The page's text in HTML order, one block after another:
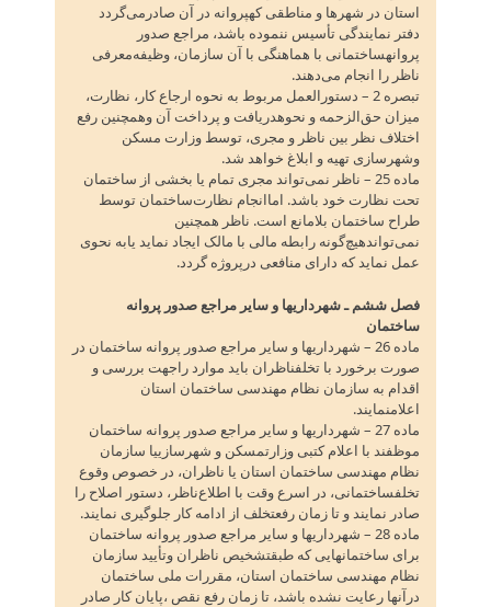
استان در شهرها و مناطقی کهپروانه در آن صادرمی‌گردد
دفتر نمایندگی تأسیس ننموده باشد، مراجع صدور
پروانهساختمانی با هماهنگی با آن سازمان‌، وظیفه‌معرفی
ناظر را انجام می‌دهند.
تبصره 2 – دستورالعمل مربوط به نحوه ارجاع کار، نظارت‌،
میزان حق‌الزحمه و نحوهدریافت و پرداخت آن وهمچنین رفع
اختلاف نظر بین ناظر و مجری‌، توسط وزارت مسکن
وشهرسازی تهیه و ابلاغ خواهد شد.
ماده 25 – ناظر نمی‌تواند مجری تمام یا بخشی از ساختمان
تحت نظارت خود باشد. اماانجام نظارت‌ساختمان توسط
طراح ساختمان بلامانع است‌. ناظر همچنین
نمی‌تواندهیچ‌گونه رابطه مالی با مالک ایجاد نماید یابه نحوی
عمل نماید که دارای منافعی درپروژه گردد.
فصل ششم ـ شهرداریها و سایر مراجع صدور پروانه
ساختمان
ماده 26 – شهرداریها و سایر مراجع صدور پروانه ساختمان در
صورت برخورد با تخلفناظران باید موارد راجهت بررسی و
اقدام به سازمان نظام مهندسی ساختمان استان
اعلامنمایند.
ماده 27 – شهرداریها و سایر مراجع صدور پروانه ساختمان
موظفند با اعلام کتبی وزارتمسکن و شهرسازییا سازمان
نظام مهندسی ساختمان استان یا ناظران‌، در خصوص وقوع
تخلفساختمانی‌، در اسرع وقت با اطلاع‌ناظر، دستور اصلاح را
صادر نمایند و تا زمان رفعتخلف از ادامه کار جلوگیری نمایند.
ماده 28 – شهرداریها و سایر مراجع صدور پروانه ساختمان
برای ساختمانهایی که طبقتشخیص ناظران وتأیید سازمان
نظام مهندسی ساختمان استان‌، مقررات ملی ساختمان
درآنها رعایت نشده باشد، تا زمان رفع نقص‌ ،پایان کار صادر